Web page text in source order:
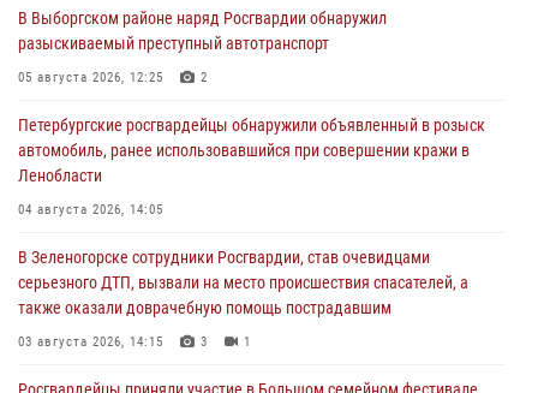
В Выборгском районе наряд Росгвардии обнаружил
разыскиваемый преступный автотранспорт
05 августа 2026, 12:25 2
Петербургские росгвардейцы обнаружили объявленный в розыск
автомобиль, ранее использовавшийся при совершении кражи в
Ленобласти
04 августа 2026, 14:05
В Зеленогорске сотрудники Росгвардии, став очевидцами
серьезного ДТП, вызвали на место происшествия спасателей, а
также оказали доврачебную помощь пострадавшим
03 августа 2026, 14:15 3 1